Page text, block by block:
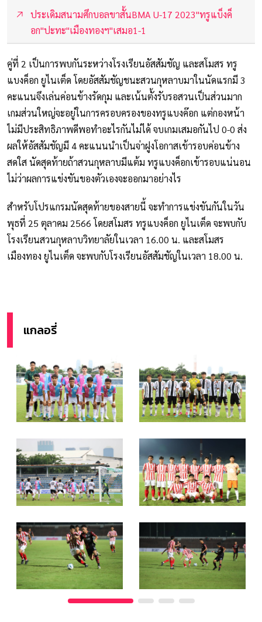
ประเดิมสนามศึกบอลขาสั้นBMA U-17 2023"ทรูแบ็งค็
อก"ปะทะ"เมืองทองฯ"เสมอ1-1
คู่ที่ 2 เป็นการพบกันระหว่างโรงเรียนอัสสัมชัญ และสโมสร ทรู
แบงค็อก ยูไนเต็ด โดยอัสสัมชัญชนะสวนกุหลาบมาในนัดแรกมี 3
คะแนนจึงเล่นค่อนข้างรัดกุม และเน้นตั้งรับรอสวนเป็นส่วนมาก
เกมส่วนใหญ่จะอยู่ในการครอบครองของทรูแบงค๊อก แต่กองหน้า
ไม่มีประสิทธิภาพดีพอทำอะไรกันไม่ได้ จบเกมเสมอกันไป 0-0 ส่ง
ผลให้อัสสัมชัญมี 4 คะแนนนำเป็นจ่าฝูงโอกาสเข้ารอบค่อนข้าง
สดใส นัดสุดท้ายถ้าสวนกุหลาบมีแต้ม ทรูแบงค็อกเข้ารอบแน่นอน
ไม่ว่าผลการแข่งขันของตัวเองจะออกมาอย่างไร
สำหรับโปรแกรมนัดสุดท้ายของสายนี้ จะทำการแข่งขันกันในวัน
พุธที่ 25 ตุลาคม 2566 โดยสโมสร ทรูแบงค็อก ยูไนเต็ด จะพบกับ
โรงเรียนสวนกุหลาบวิทยาลัยในเวลา 16.00 น. และสโมสร
เมืองทอง ยูไนเต็ด จะพบกับโรงเรียนอัสสัมชัญในเวลา 18.00 น.
แกลอรี่